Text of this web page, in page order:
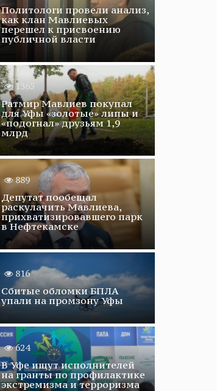
Политологи провели анализ,
как клан Мавлиевых
перешел к присвоению
публичной власти
1365
Ратмир Мавлиев покупал
для Уфы «золотые» липы и
«подогнал» друзьям 1,9
млрд
889
Депутат пообещал
раскулачить Мавлиева,
прихватизировавшего парк
в Нефтекамске
816
Сбитые обломки БПЛА
упали на промзону Уфы
624
В Уфе ищут исполнителей
на гранты по профилактике
экстремизма и терроризма